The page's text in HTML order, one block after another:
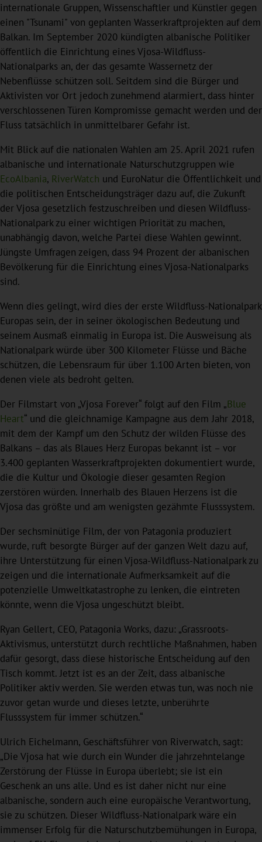
internationale Gruppen, Wissenschaftler und Künstler gegen
einen "Tsunami" von geplanten Wasserkraftprojekten auf dem
Balkan. Im September 2020 kündigten albanische Politiker
öffentlich die Einrichtung eines Vjosa-Wildfluss-
Nationalparks an, der das gesamte Wassernetz der
Nebenflüsse schützen soll. Seitdem sind die Bürger und
Aktivisten vor Ort jedoch zunehmend alarmiert, dass hinter
verschlossenen Türen Kompromisse gemacht werden und der
Fluss tatsächlich in unmittelbarer Gefahr ist.
Mit Blick auf die nationalen Wahlen am 25. April 2021 rufen
albanische und internationale Naturschutzgruppen wie
EcoAlbania, RiverWatch und EuroNatur die Öffentlichkeit und
die politischen Entscheidungsträger dazu auf, die Zukunft
der Vjosa gesetzlich festzuschreiben und diesen Wildfluss-
Nationalpark zu einer wichtigen Priorität zu machen,
unabhängig davon, welche Partei diese Wahlen gewinnt.
Jüngste Umfragen zeigen, dass 94 Prozent der albanischen
Bevölkerung für die Einrichtung eines Vjosa-Nationalparks
sind.
Wenn dies gelingt, wird dies der erste Wildfluss-Nationalpark
Europas sein, der in seiner ökologischen Bedeutung und
seinem Ausmaß einmalig in Europa ist. Die Ausweisung als
Nationalpark würde über 300 Kilometer Flüsse und Bäche
schützen, die Lebensraum für über 1.100 Arten bieten, von
denen viele als bedroht gelten.
Der Filmstart von „Vjosa Forever“ folgt auf den Film „Blue
Heart“ und die gleichnamige Kampagne aus dem Jahr 2018,
mit dem der Kampf um den Schutz der wilden Flüsse des
Balkans – das als Blaues Herz Europas bekannt ist – vor
3.400 geplanten Wasserkraftprojekten dokumentiert wurde,
die die Kultur und Ökologie dieser gesamten Region
zerstören würden. Innerhalb des Blauen Herzens ist die
Vjosa das größte und am wenigsten gezähmte Flusssystem.
Der sechsminütige Film, der von Patagonia produziert
wurde, ruft besorgte Bürger auf der ganzen Welt dazu auf,
ihre Unterstützung für einen Vjosa-Wildfluss-Nationalpark zu
zeigen und die internationale Aufmerksamkeit auf die
potenzielle Umweltkatastrophe zu lenken, die eintreten
könnte, wenn die Vjosa ungeschützt bleibt.
Ryan Gellert, CEO, Patagonia Works, dazu: „Grassroots-
Aktivismus, unterstützt durch rechtliche Maßnahmen, haben
dafür gesorgt, dass diese historische Entscheidung auf den
Tisch kommt. Jetzt ist es an der Zeit, dass albanische
Politiker aktiv werden. Sie werden etwas tun, was noch nie
zuvor getan wurde und dieses letzte, unberührte
Flusssystem für immer schützen.“
Ulrich Eichelmann, Geschäftsführer von Riverwatch, sagt:
„Die Vjosa hat wie durch ein Wunder die jahrzehntelange
Zerstörung der Flüsse in Europa überlebt; sie ist ein
Geschenk an uns alle. Und es ist daher nicht nur eine
albanische, sondern auch eine europäische Verantwortung,
sie zu schützen. Dieser Wildfluss-Nationalpark wäre ein
immenser Erfolg für die Naturschutzbemühungen in Europa,